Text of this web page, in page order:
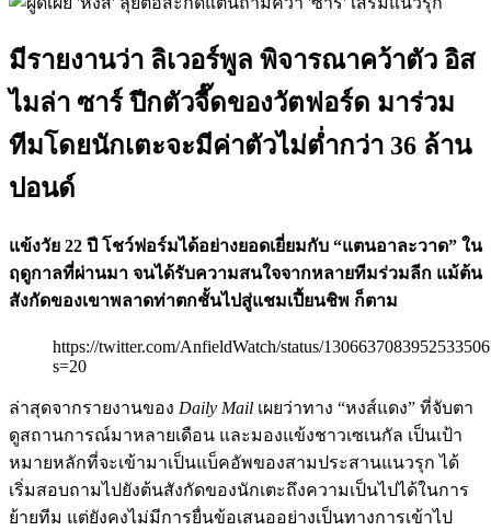
มีรายงานว่า ลิเวอร์พูล พิจารณาคว้าตัว อิส
ไมล่า ซาร์ ปีกตัวจี๊ดของวัตฟอร์ด มาร่วม
ทีมโดยนักเตะจะมีค่าตัวไม่ต่ำกว่า 36 ล้าน
ปอนด์
แข้งวัย 22 ปี โชว์ฟอร์มได้อย่างยอดเยี่ยมกับ “แตนอาละวาด” ใน
ฤดูกาลที่ผ่านมา จนได้รับความสนใจจากหลายทีมร่วมลีก แม้ต้น
สังกัดของเขาพลาดท่าตกชั้นไปสู่แชมเปี้ยนชิพ ก็ตาม
https://twitter.com/AnfieldWatch/status/
s=20
ล่าสุดจากรายงานของ Daily Mail เผยว่าทาง “หงส์แดง” ที่จับตา
ดูสถานการณ์มาหลายเดือน และมองแข้งชาวเซเนกัล เป็นเป้า
หมายหลักที่จะเข้ามาเป็นแบ็คอัพของสามประสานแนวรุก ได้
เริ่มสอบถามไปยังต้นสังกัดของนักเตะถึงความเป็นไปได้ในการ
ย้ายทีม แต่ยังคงไม่มีการยื่นข้อเสนออย่างเป็นทางการเข้าไป